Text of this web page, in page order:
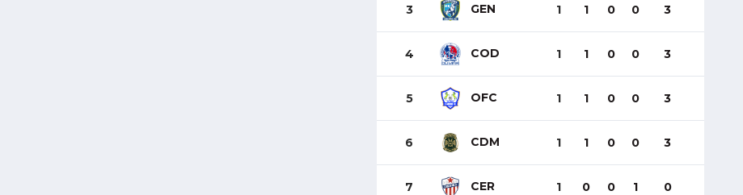
3 GEN 1 1 0 0 3
4 COD 1 1 0 0 3
5 OFC 1 1 0 0 3
6 CDM 1 1 0 0 3
7 CER 1 0 0 1 0